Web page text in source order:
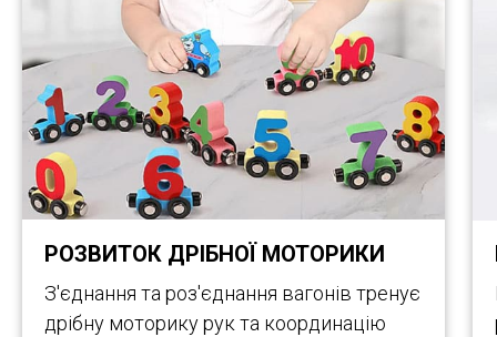
РОЗВИТОК ДРІБНОЇ МОТОРИКИ
З'єднання та роз'єднання вагонів тренує
дрібну моторику рук та координацію